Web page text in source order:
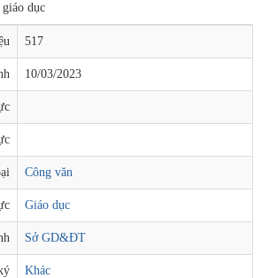
dục
517
10/03/2023
Công văn
Giáo dục
Sở GD&ĐT
Khác